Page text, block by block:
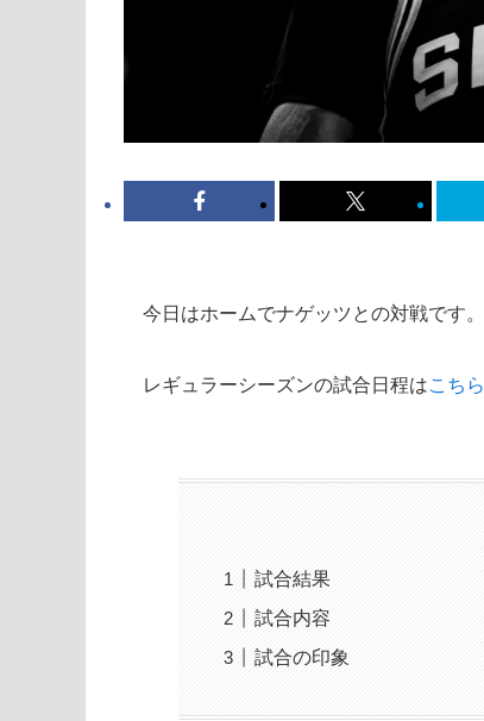
今日はホームでナゲッツとの対戦です。
レギュラーシーズンの試合日程はこちら
試合結果
試合内容
試合の印象